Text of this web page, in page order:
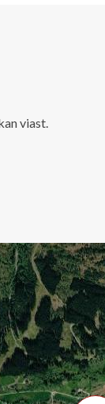
viast.